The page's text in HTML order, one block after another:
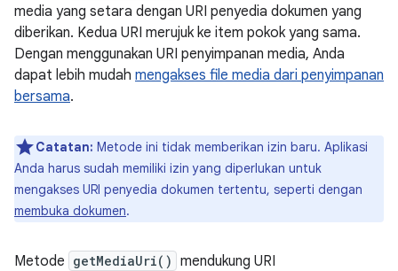
media yang setara dengan URI penyedia dokumen yang
diberikan. Kedua URI merujuk ke item pokok yang sama.
Dengan menggunakan URI penyimpanan media, Anda
dapat lebih mudah mengakses file media dari penyimpanan
bersama.
Catatan: Metode ini tidak memberikan izin baru. Aplikasi
Anda harus sudah memiliki izin yang diperlukan untuk
mengakses URI penyedia dokumen tertentu, seperti dengan
membuka dokumen.
Metode getMediaUri() mendukung URI